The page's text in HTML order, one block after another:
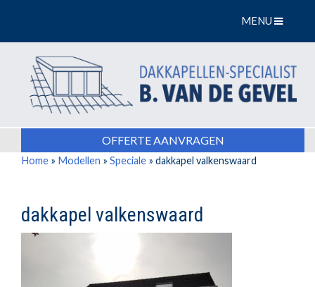
MENU
OFFERTE AANVRAGEN
Home » Modellen » Speciale » dakkapel valkenswaard
dakkapel valkenswaard